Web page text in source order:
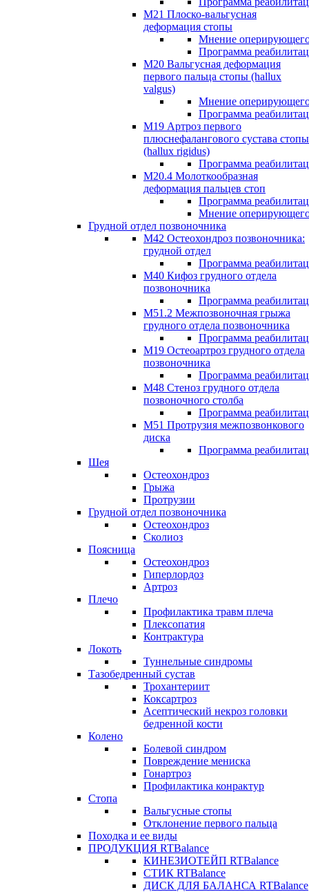
М21 Плоско-вальгусная
деформация стопы
Мнение
Программа
М20 Вальгусная деформация
первого пальца стопы (hallux
valgus)
Мнение
Программа
М19 Артроз первого
плюснефалангового сустава стопы
(hallux rigidus)
Программа
М20.4 Молоткообразная
деформация пальцев стоп
Программа
Мнение
Грудной отдел позвоночника
М42 Остеохондроз позвоночника:
грудной отдел
Программа
М40 Кифоз грудного отдела
позвоночника
Программа
M51.2 Межпозвоночная грыжа
грудного отдела позвоночника
Программа
М19 Остеоартроз грудного отдела
позвоночника
Программа
M48 Стеноз грудного отдела
позвоночного столба
Программа
М51 Протрузия межпозвонкового
диска
Программа
Шея
Остеохондроз
Грыжа
Протрузии
Грудной отдел позвоночника
Остеохондроз
Сколиоз
Поясница
Остеохондроз
Гиперлордоз
Артроз
Плечо
Профилактика травм плеча
Плексопатия
Контрактура
Локоть
Туннельные синдромы
Тазобедренный сустав
Трохантериит
Коксартроз
Асептический некроз головки
бедренной кости
Колено
Болевой синдром
Повреждение мениска
Гонартроз
Профилактика конрактур
Стопа
Вальгусные стопы
Отклонение первого пальца
Походка и ее виды
ПРОДУКЦИЯ RTBalance
КИНЕЗИОТЕЙП RTBalance
СТИК RTBalance
ДИСК ДЛЯ БАЛАНСА RTBalance